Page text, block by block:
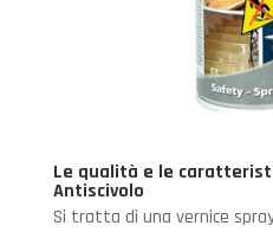
Le qualità e le
Antiscivolo
Si tratta di una vernice